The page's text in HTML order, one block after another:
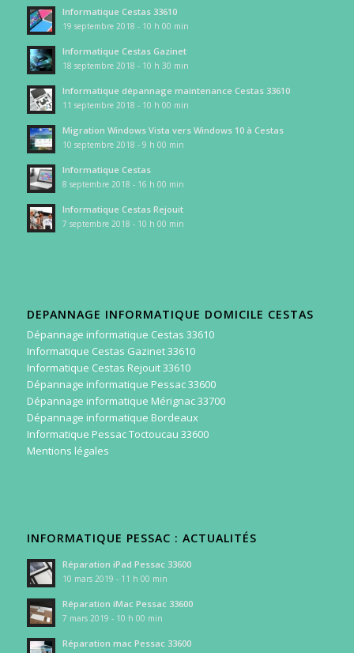
Informatique Cestas 33610
19 septembre 2018 - 10 h 00 min
Informatique Cestas Gazinet
18 septembre 2018 - 10 h 30 min
Informatique dépannage maintenance Cestas 33610
11 septembre 2018 - 10 h 00 min
Migration Windows Vista vers Windows 10 à Cestas
10 septembre 2018 - 9 h 00 min
Informatique Cestas
8 septembre 2018 - 16 h 00 min
Informatique Cestas Rejouit
7 septembre 2018 - 10 h 00 min
DEPANNAGE INFORMATIQUE DOMICILE CESTAS
Dépannage informatique Cestas 33610
Informatique Cestas Gazinet 33610
Informatique Cestas Rejouit 33610
Dépannage informatique Pessac 33600
Dépannage informatique Mérignac 33700
Dépannage informatique Bordeaux
Informatique Pessac Toctoucau 33600
Mentions légales
INFORMATIQUE PESSAC : ACTUALITÉS
Réparation iPad Pessac 33600
10 mars 2019 - 11 h 00 min
Réparation iMac Pessac 33600
7 mars 2019 - 10 h 00 min
Réparation mac Pessac 33600